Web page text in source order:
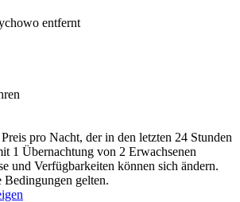
entfernt
pro Nacht, der in den letzten 24 Stunden
1 Übernachtung von 2 Erwachsenen
und Verfügbarkeiten können sich ändern.
Bedingungen gelten.